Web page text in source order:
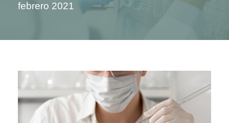
febrero 2021